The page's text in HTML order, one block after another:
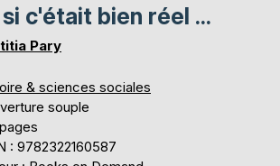
c'était bien réel ...
Pary
& sciences sociales
souple
: 9782322160587